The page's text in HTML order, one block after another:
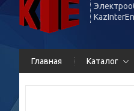
Главная Каталог